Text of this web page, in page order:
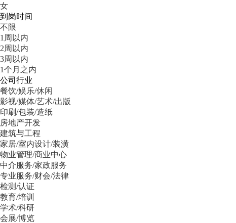
女
到岗时间
不限
1周以内
2周以内
3周以内
1个月之内
公司行业
餐饮/娱乐/休闲
影视/媒体/艺术/出版
印刷/包装/造纸
房地产开发
建筑与工程
家居/室内设计/装潢
物业管理/商业中心
中介服务/家政服务
专业服务/财会/法律
检测/认证
教育/培训
学术/科研
会展/博览